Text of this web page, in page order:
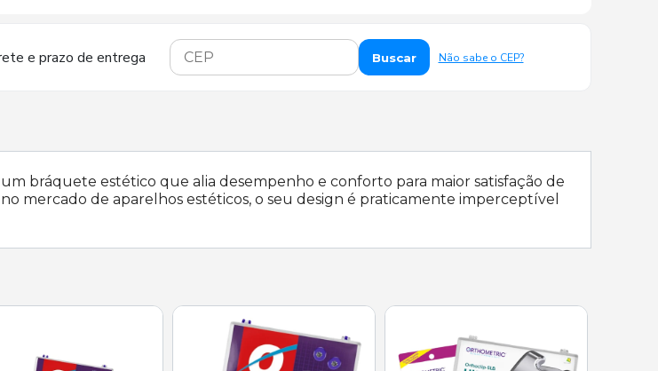
e prazo de entrega Buscar Não sabe o CEP?
bráquete estético que alia desempenho e conforto para maior satisfação de
mercado de aparelhos estéticos, o seu design é praticamente imperceptível